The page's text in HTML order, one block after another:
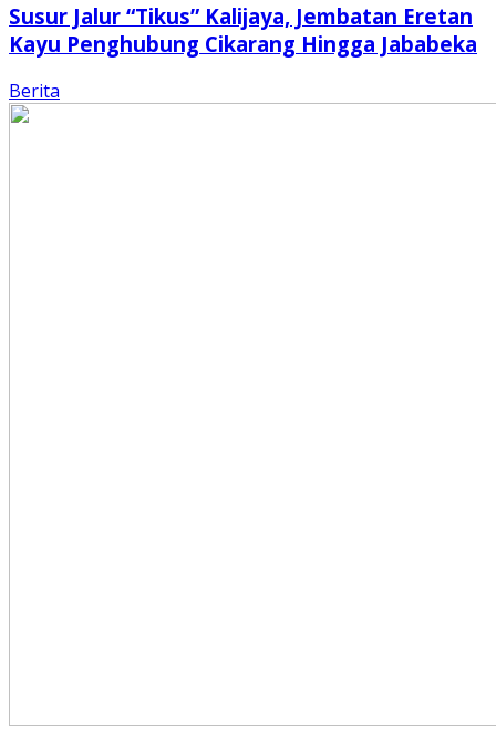
Susur Jalur “Tikus” Kalijaya, Jembatan Eretan
Kayu Penghubung Cikarang Hingga Jababeka
Berita